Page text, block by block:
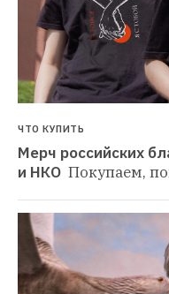
ЧТО КУПИТЬ
Мерч российских
и НКО Покупаем,